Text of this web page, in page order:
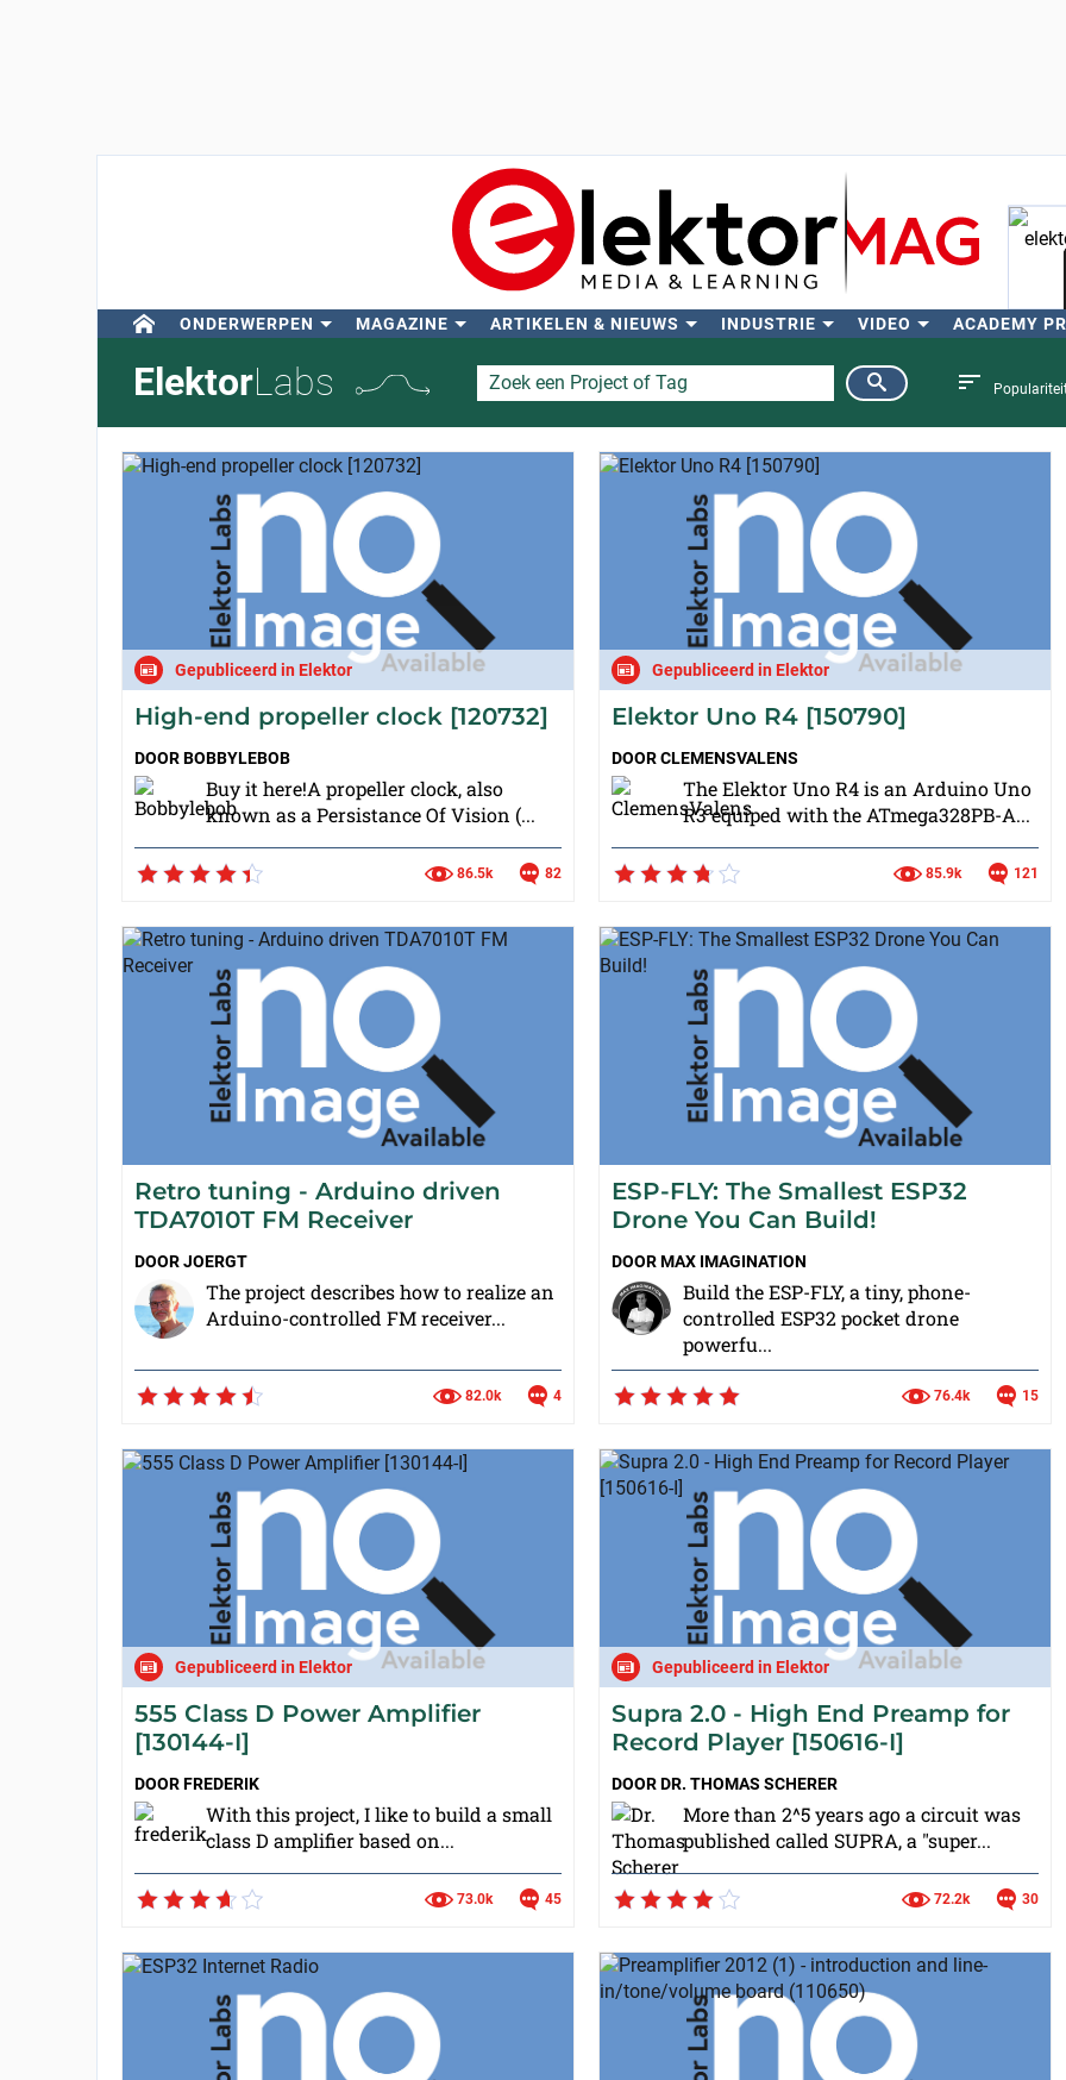
ONDERWERPEN MAGAZINE ARTIKELEN & NIEUWS INDUSTRIE VIDEO ACADEMY
ElektorLabs
Gepubliceerd in Elektor
High-end propeller clock [120732]
DOORBOBBYLEBOB
Buy it here!A propeller clock, also
known as a Persistance Of Vision (...
86.5k 82
Gepubliceerd in Elektor
Elektor Uno R4 [150790]
DOORCLEMENSVALENS
The Elektor Uno R4 is an Arduino Uno
R3 equiped with the ATmega328PB-A...
85.9k 121
Retro tuning - Arduino driven
TDA7010T FM Receiver
DOORJOERGT
The project describes how to realize an
Arduino-controlled FM receiver...
82.0k 4
ESP-FLY: The Smallest ESP32
Drone You Can Build!
DOORMAX IMAGINATION
Build the ESP-FLY, a tiny, phone-
controlled ESP32 pocket drone
powerfu...
76.4k 15
Gepubliceerd in Elektor
555 Class D Power Amplifier
[130144-I]
DOORFREDERIK
With this project, I like to build a small
class D amplifier based on...
73.0k 45
Gepubliceerd in Elektor
Supra 2.0 - High End Preamp for
Record Player [150616-I]
DOORDR. THOMAS SCHERER
More than 2^5 years ago a circuit was
published called SUPRA, a "super...
72.2k 30